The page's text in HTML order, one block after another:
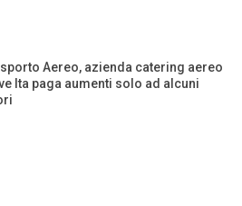
Aereo, azienda catering aereo
Ita paga aumenti solo ad alcuni